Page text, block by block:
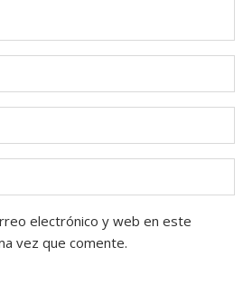
electrónico y web en este
vez que comente.